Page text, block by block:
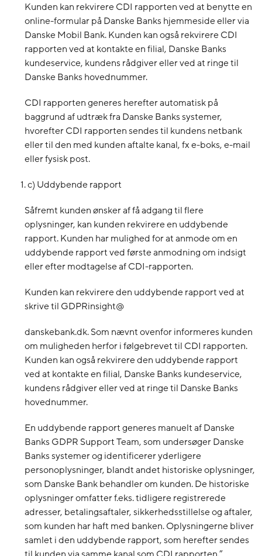
Kunden kan rekvirere CDI rapporten ved at benytte en
online-formular på Danske Banks hjemmeside eller via
Danske Mobil Bank. Kunden kan også rekvirere CDI
rapporten ved at kontakte en filial, Danske Banks
kundeservice, kundens rådgiver eller ved at ringe til
Danske Banks hovednummer.
CDI rapporten generes herefter automatisk på
baggrund af udtræk fra Danske Banks systemer,
hvorefter CDI rapporten sendes til kundens netbank
eller til den med kunden aftalte kanal, fx e-boks, e-mail
eller fysisk post.
c) Uddybende rapport
Såfremt kunden ønsker af få adgang til flere
oplysninger, kan kunden rekvirere en uddybende
rapport. Kunden har mulighed for at anmode om en
uddybende rapport ved første anmodning om indsigt
eller efter modtagelse af CDI-rapporten.
Kunden kan rekvirere den uddybende rapport ved at
skrive til GDPRinsight@
danskebank.dk. Som nævnt ovenfor informeres kunden
om muligheden herfor i følgebrevet til CDI rapporten.
Kunden kan også rekvirere den uddybende rapport
ved at kontakte en filial, Danske Banks kundeservice,
kundens rådgiver eller ved at ringe til Danske Banks
hovednummer.
En uddybende rapport generes manuelt af Danske
Banks GDPR Support Team, som undersøger Danske
Banks systemer og identificerer yderligere
personoplysninger, blandt andet historiske oplysninger,
som Danske Bank behandler om kunden. De historiske
oplysninger omfatter f.eks. tidligere registrerede
adresser, betalingsaftaler, sikkerhedsstillelse og aftaler,
som kunden har haft med banken. Oplysningerne bliver
samlet i den uddybende rapport, som herefter sendes